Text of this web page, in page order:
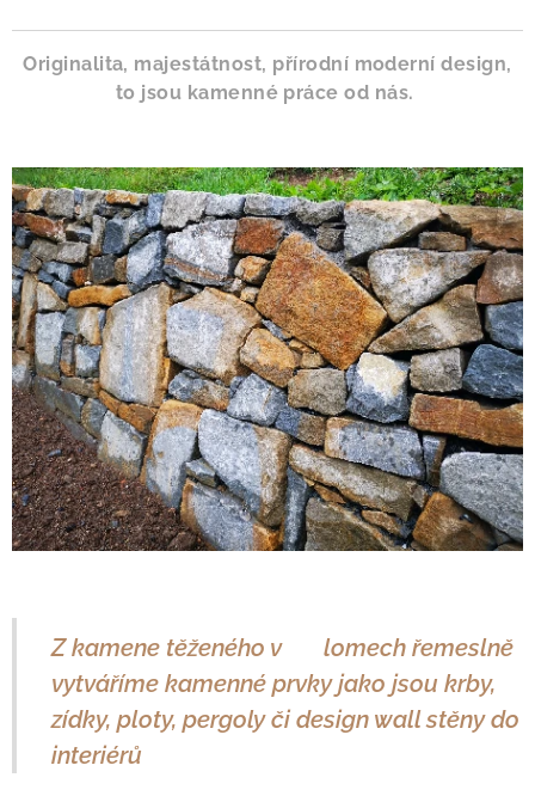
Originalita, majestátnost, přírodní moderní design,
to jsou kamenné práce od nás.
Z kamene těženého v 🇨🇿 lomech řemeslně
vytváříme kamenné prvky jako jsou krby,
zídky, ploty, pergoly či design wall stěny do
interiérů